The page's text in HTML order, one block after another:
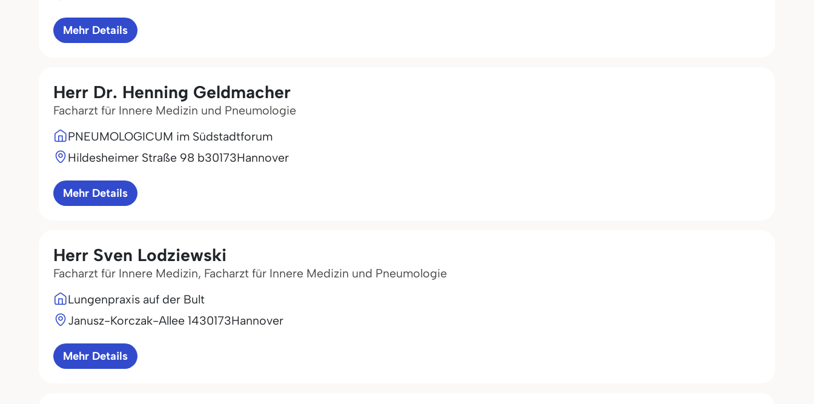
Mehr Details
Herr Dr. Henning Geldmacher
Facharzt für Innere Medizin und Pneumologie
PNEUMOLOGICUM im Südstadtforum
Hildesheimer Straße 98 b30173Hannover
Mehr Details
Herr Sven Lodziewski
Facharzt für Innere Medizin, Facharzt für Innere Medizin und Pneumologie
Lungenpraxis auf der Bult
Janusz-Korczak-Allee 1430173Hannover
Mehr Details